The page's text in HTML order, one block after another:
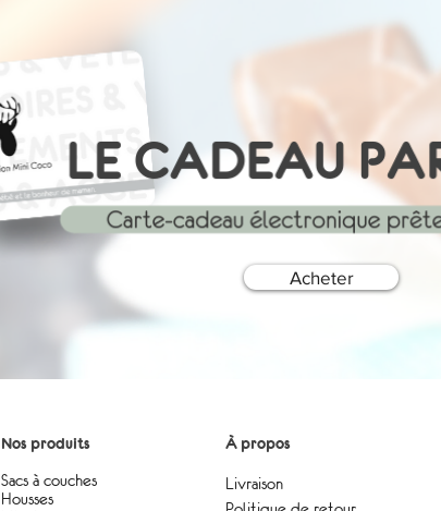
Acheter
Nos produits
Sacs à couches
Housses
À propos
Livraison